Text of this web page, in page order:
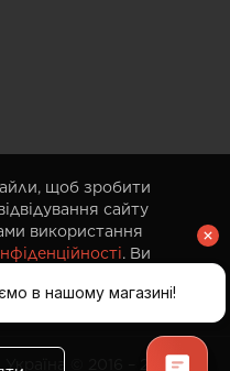
щоб зробити
сайту
використання
. Ви
налаштування
в будь-який
© 2016 – 2026